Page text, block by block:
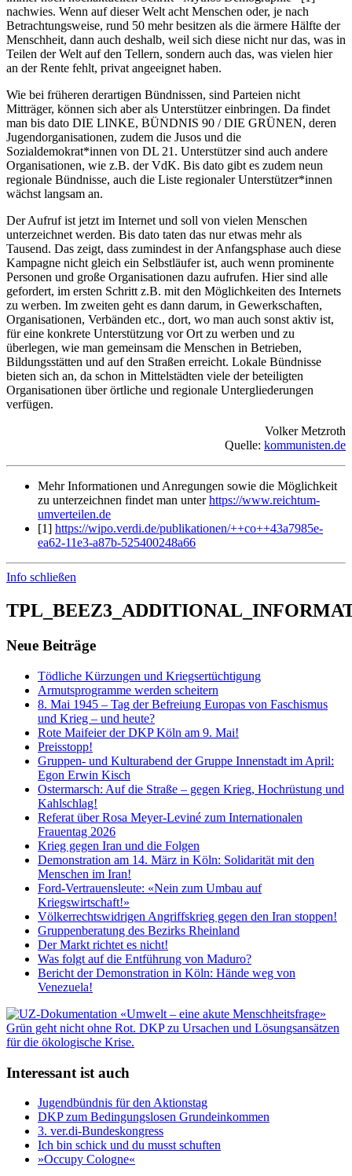
nachwies. Wenn auf dieser Welt acht Menschen oder, je nach
Betrachtungsweise, rund 50 mehr besitzen als die ärmere Hälfte der
Menschheit, dann auch deshalb, weil sich diese nicht nur das, was in
Teilen der Welt auf den Tellern, sondern auch das, was vielen hier
an der Rente fehlt, privat angeeignet haben.
Wie bei früheren derartigen Bündnissen, sind Parteien nicht
Mitträger, können sich aber als Unterstützer einbringen. Da findet
man bis dato DIE LINKE, BÜNDNIS 90 / DIE GRÜNEN, deren
Jugendorganisationen, zudem die Jusos und die
Sozialdemokrat*innen von DL 21. Unterstützer sind auch andere
Organisationen, wie z.B. der VdK. Bis dato gibt es zudem neun
regionale Bündnisse, auch die Liste regionaler Unterstützer*innen
wächst langsam an.
Der Aufruf ist jetzt im Internet und soll von vielen Menschen
unterzeichnet werden. Bis dato taten das nur etwas mehr als
Tausend. Das zeigt, dass zumindest in der Anfangsphase auch diese
Kampagne nicht gleich ein Selbstläufer ist, auch wenn prominente
Personen und große Organisationen dazu aufrufen. Hier sind alle
gefordert, im ersten Schritt z.B. mit den Möglichkeiten des Internets
zu werben. Im zweiten geht es dann darum, in Gewerkschaften,
Organisationen, Verbänden etc., dort, wo man auch sonst aktiv ist,
für eine konkrete Unterstützung vor Ort zu werben und zu
überlegen, wie man gemeinsam die Menschen in Betrieben,
Bildungsstätten und auf den Straßen erreicht. Lokale Bündnisse
bieten sich an, da schon in Mittelstädten viele der beteiligten
Organisationen über örtliche und regionale Untergliederungen
verfügen.
Volker Metzroth
Quelle: kommunisten.de
Mehr Informationen und Anregungen sowie die Möglichkeit
zu unterzeichnen findet man unterhttps://www.reichtum-
umverteilen.de
[1] https://wipo.verdi.de/publikationen/++co++43a7985e-
ea62-11e3-a87b-525400248a66
Info schließen
Neue Beiträge
Tödliche Kürzungen und Kriegsertüchtigung
Armutsprogramme werden scheitern
8. Mai 1945 – Tag der Befreiung Europas von Faschismus
und Krieg – und heute?
Rote Maifeier der DKP Köln am 9. Mai!
Preisstopp!
Gruppen- und Kulturabend der Gruppe Innenstadt im April:
Egon Erwin Kisch
Ostermarsch: Auf die Straße – gegen Krieg, Hochrüstung und
Kahlschlag!
Referat über Rosa Meyer-Leviné zum Internationalen
Frauentag 2026
Krieg gegen Iran und die Folgen
Demonstration am 14. März in Köln: Solidarität mit den
Menschen im Iran!
Ford-Vertrauensleute: «Nein zum Umbau auf
Kriegswirtschaft!»
Völkerrechtswidrigen Angriffskrieg gegen den Iran stoppen!
Gruppenberatung des Bezirks Rheinland
Der Markt richtet es nicht!
Was folgt auf die Entführung von Maduro?
Bericht der Demonstration in Köln: Hände weg von
Venezuela!
Interessant ist auch
Jugendbündnis für den Aktionstag
DKP zum Bedingungslosen Grundeinkommen
3. ver.di-Bundeskongress
Ich bin schick und du musst schuften
»Occupy Cologne«